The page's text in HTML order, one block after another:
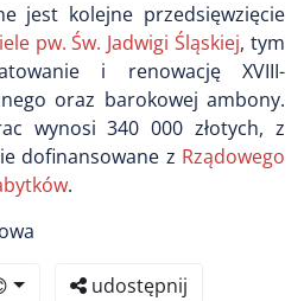
jest kolejne przedsięwzięcie
pw. Św. Jadwigi Śląskiej, tym
i renowację XVIII-
oraz barokowej ambony.
wynosi 340 000 złotych, z
dofinansowane z Rządowego
.
udostępnij